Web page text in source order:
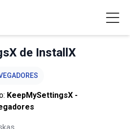
de InstallX
KeepMySettingsX -